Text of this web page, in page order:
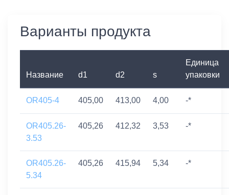
Варианты продукта
Название d1 d2 s
Единица
упаковки
OR405-4 405,00 413,00 4,00 -*
OR405.26-
3.53
405,26 412,32 3,53 -*
OR405.26-
5.34
405,26 415,94 5,34 -*